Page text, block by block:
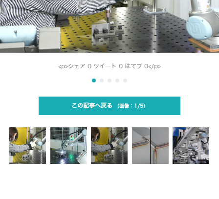
<p>シェア 0 ツイート 0 はてブ 0</p>
この記事へ戻る 1/5